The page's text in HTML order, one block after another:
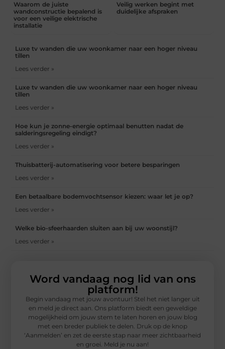
Waarom de juiste
wandconstructie bepalend is
voor een veilige elektrische
installatie
Veilig werken begint met
duidelijke afspraken
Luxe tv wanden die uw woonkamer naar een hoger niveau
tillen
Lees verder »
Luxe tv wanden die uw woonkamer naar een hoger niveau
tillen
Lees verder »
Hoe kun je zonne-energie optimaal benutten nadat de
salderingsregeling eindigt?
Lees verder »
Thuisbatterij-automatisering voor betere besparingen
Lees verder »
Een betaalbare bodemvochtsensor kiezen: waar let je op?
Lees verder »
Welke bio-sfeerhaarden sluiten aan bij uw woonstijl?
Lees verder »
Word vandaag nog lid van ons
platform!
Begin vandaag met jouw avontuur! Stel het niet langer uit
en meld je direct aan. Ons platform biedt een geweldige
mogelijkheid om jouw stem te laten horen en jouw blog
met een breder publiek te delen. Druk op de knop
‘Aanmelden’ en zet de eerste stap naar meer zichtbaarheid
en groei. Meld je nu aan!